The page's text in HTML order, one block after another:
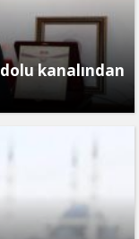
kanalından